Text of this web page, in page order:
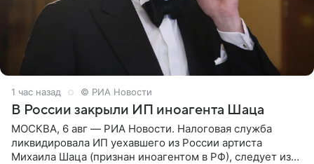
1 час назад © РИА Новости
В России закрыли ИП иноагента Шаца
МОСКВА, 6 авг — РИА Новости. Налоговая служба
ликвидировала ИП уехавшего из России артиста
Михаила Шаца (признан иноагентом в РФ), следует из